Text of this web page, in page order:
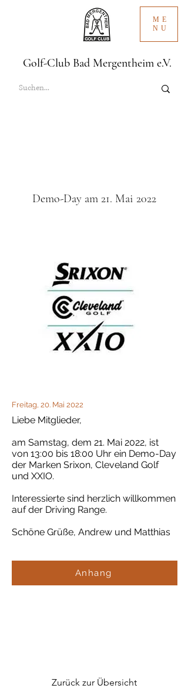
ME
NU
Golf-Club Bad Mergentheim e.V.
Demo-Day am 21. Mai 2022
Freitag, 20. Mai 2022
Liebe Mitglieder,
am Samstag, dem 21. Mai 2022, ist
von 13:00 bis 18:00 Uhr ein Demo-Day
der Marken Srixon, Cleveland Golf
und XXIO.
Interessierte sind herzlich willkommen
auf der Driving Range.
Schöne Grüße, Andrew und Matthias
Anhang
Zurück zur Übersicht